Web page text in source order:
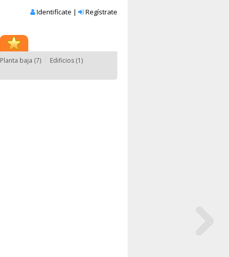
Identifícate | Regístrate
Planta baja (7)
Edificios (1)